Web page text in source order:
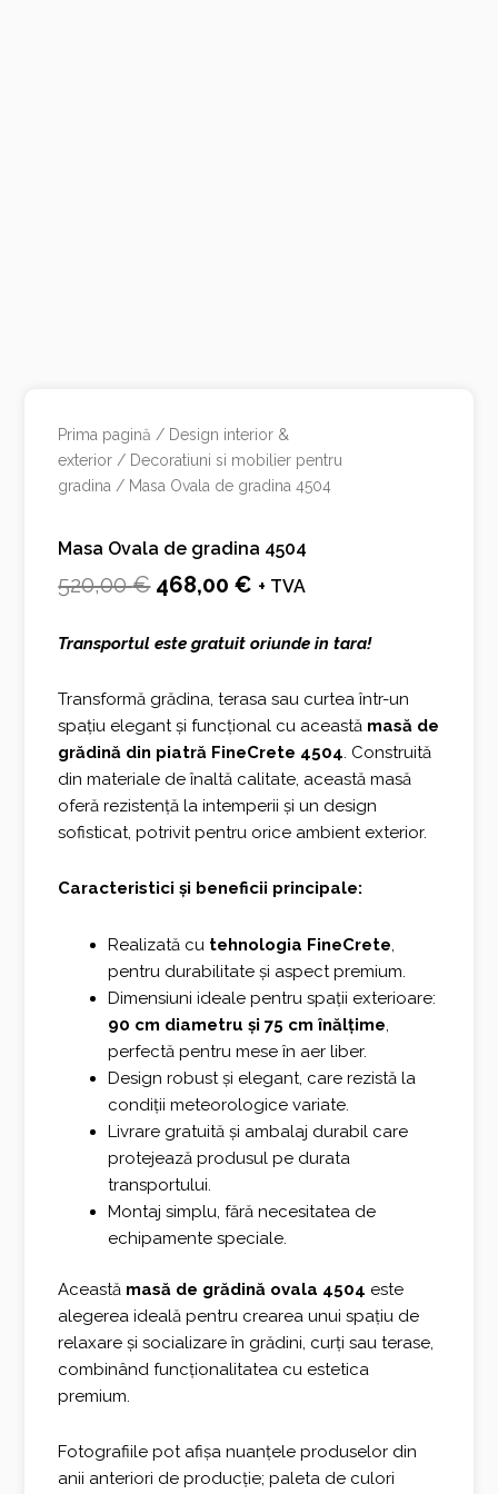
Prima pagină / Design interior &
exterior / Decoratiuni si mobilier pentru
gradina / Masa Ovala de gradina 4504
Masa Ovala de gradina 4504
520,00€ Prețul
a
fost:
520,00 €.
468,00€ Prețul
este:
468,00 €.
+ TVA
Transportul este gratuit oriunde in tara!
Transformă grădina, terasa sau curtea într-un
spațiu elegant și funcțional cu această masă de
grădină din piatră FineCrete 4504. Construită
din materiale de înaltă calitate, această masă
oferă rezistență la intemperii și un design
sofisticat, potrivit pentru orice ambient exterior.
Caracteristici și beneficii principale:
Realizată cu tehnologia FineCrete,
pentru durabilitate și aspect premium.
Dimensiuni ideale pentru spații exterioare:
90 cm diametru și 75 cm înălțime,
perfectă pentru mese în aer liber.
Design robust și elegant, care rezistă la
condiții meteorologice variate.
Livrare gratuită și ambalaj durabil care
protejează produsul pe durata
transportului.
Montaj simplu, fără necesitatea de
echipamente speciale.
Această masă de grădină ovala 4504 este
alegerea ideală pentru crearea unui spațiu de
relaxare și socializare în grădini, curți sau terase,
combinând funcționalitatea cu estetica
premium.
Fotografiile pot afișa nuanțele produselor din
anii anteriori de producție; paleta de culori